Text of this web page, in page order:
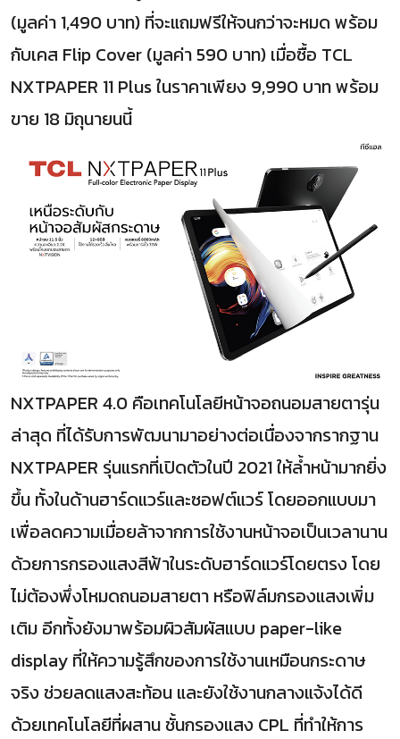
(มูลค่า 1,490 บาท) ที่จะแถมฟรีให้จนกว่าจะหมด พร้อม
กับเคส Flip Cover (มูลค่า 590 บาท) เมื่อซื้อ TCL
NXTPAPER 11 Plus ในราคาเพียง 9,990 บาท พร้อม
ขาย 18 มิถุนายนนี้
NXTPAPER 4.0 คือเทคโนโลยีหน้าจอถนอมสายตารุ่น
ล่าสุด ที่ได้รับการพัฒนามาอย่างต่อเนื่องจากรากฐาน
NXTPAPER รุ่นแรกที่เปิดตัวในปี 2021 ให้ล้ำหน้ามากยิ่ง
ขึ้น ทั้งในด้านฮาร์ดแวร์และซอฟต์แวร์ โดยออกแบบมา
เพื่อลดความเมื่อยล้าจากการใช้งานหน้าจอเป็นเวลานาน
ด้วยการกรองแสงสีฟ้าในระดับฮาร์ดแวร์โดยตรง โดย
ไม่ต้องพึ่งโหมดถนอมสายตา หรือฟิล์มกรองแสงเพิ่ม
เติม อีกทั้งยังมาพร้อมผิวสัมผัสแบบ paper-like
display ที่ให้ความรู้สึกของการใช้งานเหมือนกระดาษ
จริง ช่วยลดแสงสะท้อน และยังใช้งานกลางแจ้งได้ดี
ด้วยเทคโนโลยีที่ผสาน ชั้นกรองแสง CPL ที่ทำให้การ